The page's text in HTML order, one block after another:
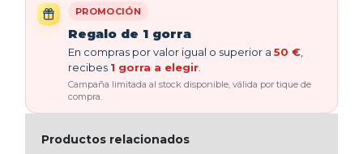
PROMOCIÓN
Regalo de 1 gorra
En compras por valor igual o superior a 50 €
recibes 1 gorra a elegir
Campaña limitada al stock disponible, válida por tique de
compra.
Productos relacionados